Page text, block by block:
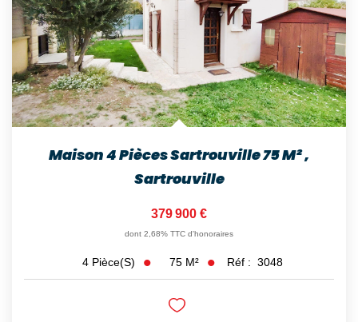
Maison 4 Pièces Sartrouville 75 M²,
Sartrouville
379 900 €
dont 2,68% TTC d'honoraires
4 Pièce(s) 75 M² Réf : 3048